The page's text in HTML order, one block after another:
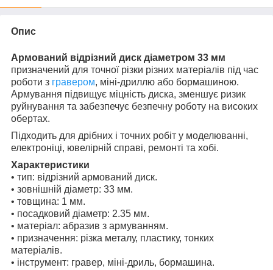
Опис
Армований відрізний диск діаметром 33 мм
призначений для точної різки різних матеріалів під час
роботи з гравером, міні-дриллю або бормашиною.
Армування підвищує міцність диска, зменшує ризик
руйнування та забезпечує безпечну роботу на високих
обертах.
Підходить для дрібних і точних робіт у моделюванні,
електроніці, ювелірній справі, ремонті та хобі.
Характеристики
• тип: відрізний армований диск.
• зовнішній діаметр: 33 мм.
• товщина: 1 мм.
• посадковий діаметр: 2.35 мм.
• матеріал: абразив з армуванням.
• призначення: різка металу, пластику, тонких
матеріалів.
• інструмент: гравер, міні-дриль, бормашина.